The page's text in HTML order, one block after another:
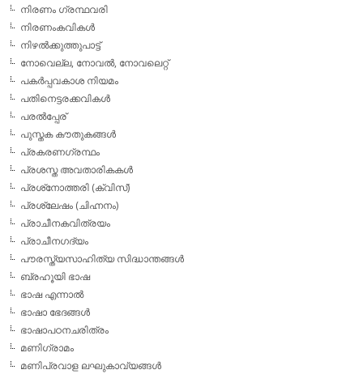
നിരണം ഗ്രന്ഥവരി
നിരണംകവികള്‍
നിഴല്‍ക്കുത്തുപാട്ട്
നോവെല്ല, നോവല്‍, നോവലെറ്റ്
പകര്‍പ്പവകാശ നിയമം
പതിനെട്ടരക്കവികള്‍
പരല്‍പ്പേര്
പുസ്തക കൗതുകങ്ങള്‍
പ്രകരണഗ്രന്ഥം
പ്രശസ്ത അവതാരികകള്‍
പ്രശ്‌നോത്തരി (ക്വിസ്)
പ്രശ്ലേഷം (ചിഹ്നനം)
പ്രാചീനകവിത്രയം
പ്രാചീനഗദ്യം
പൗരസ്ത്യസാഹിത്യ സിദ്ധാന്തങ്ങള്‍
ബ്രഹൂയി ഭാഷ
ഭാഷ എന്നാല്‍
ഭാഷാ ഭേദങ്ങള്‍
ഭാഷാപഠനചരിത്രം
മണിഗ്രാമം
മണിപ്രവാള ലഘുകാവ്യങ്ങള്‍